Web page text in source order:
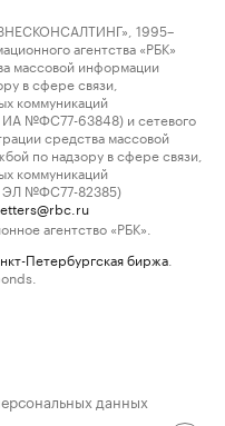
1995–
агентства «РБК»
массовой информации
в сфере связи,
коммуникаций
ИА №ФС77-63848) и сетевого
средства массовой
по надзору в сфере связи,
коммуникаций
ЭЛ №ФС77-82385)
агентство «РБК».
Петербургская биржа
данных